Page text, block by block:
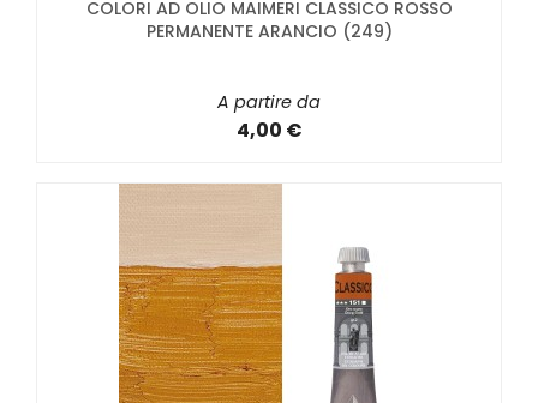
COLORI AD OLIO MAIMERI CLASSICO ROSSO
PERMANENTE ARANCIO (249)
A partire da
4,00 €